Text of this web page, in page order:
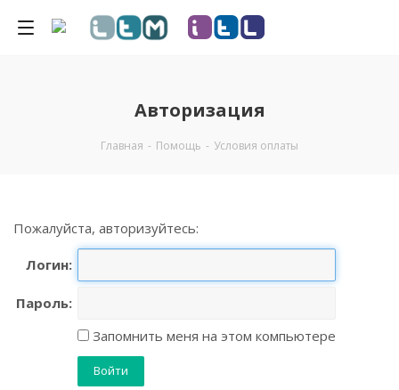
Авторизация
Главная - Помощь - Условия оплаты
Пожалуйста, авторизуйтесь:
Логин:
Пароль:
Запомнить меня на этом компьютере